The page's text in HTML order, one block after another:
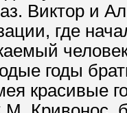
Виктор и
где
годы
красивые